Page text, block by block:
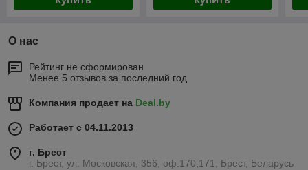
О нас
Рейтинг не сформирован
Менее 5 отзывов за последний год
Компания продает на Deal.by
Работает с 04.11.2013
г. Брест
г. Брест, ул. Московская, 356, оф.170,171, Брест, Беларусь